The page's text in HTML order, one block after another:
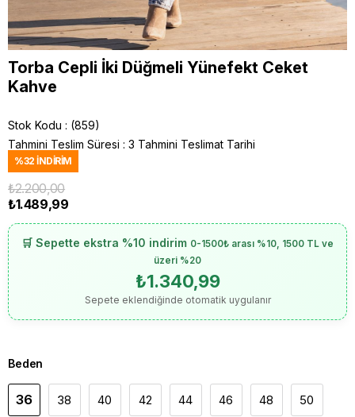
Torba Cepli İki Düğmeli Yünefekt Ceket
Kahve
Stok Kodu
(859)
Tahmini Teslim Süresi : 3 Tahmini Teslimat Tarihi
%32 İNDIRIM
₺2.200,00
₺1.489,99
🛒 Sepette ekstra %10 indirim 0-1500₺ arası %10, 1500 TL ve
üzeri %20
₺1.340,99
Sepete eklendiğinde otomatik uygulanır
Beden
36 38 40 42 44 46 48 50